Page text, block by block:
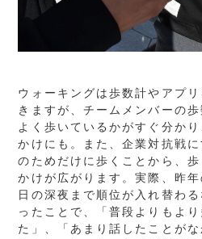
ウォーキングは歩数計やアプ
きますが、チームメンバーの
よく歩いているかがすぐ分か
かけにも。また、企業対抗戦
のためだけに歩くことから、
かけが広がります。実際、昨
日の深夜まで順位が入れ替わ
ったことで、「普段よりもよ
た」、「あまり話したことが